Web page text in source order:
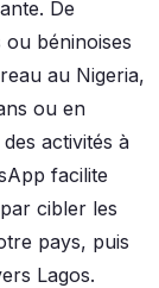
De
béninoises
au Nigeria,
ou en
activités à
facilite
cibler les
pays, puis
Lagos.